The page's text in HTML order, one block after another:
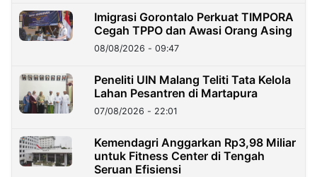
Imigrasi Gorontalo Perkuat TIMPORA
Cegah TPPO dan Awasi Orang Asing
08/08/2026 - 09:47
Peneliti UIN Malang Teliti Tata Kelola
Lahan Pesantren di Martapura
07/08/2026 - 22:01
Kemendagri Anggarkan Rp3,98 Miliar
untuk Fitness Center di Tengah
Seruan Efisiensi